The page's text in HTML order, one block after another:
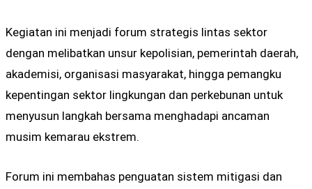
Kegiatan ini menjadi forum strategis lintas sektor
dengan melibatkan unsur kepolisian, pemerintah daerah,
akademisi, organisasi masyarakat, hingga pemangku
kepentingan sektor lingkungan dan perkebunan untuk
menyusun langkah bersama menghadapi ancaman
musim kemarau ekstrem.
Forum ini membahas penguatan sistem mitigasi dan